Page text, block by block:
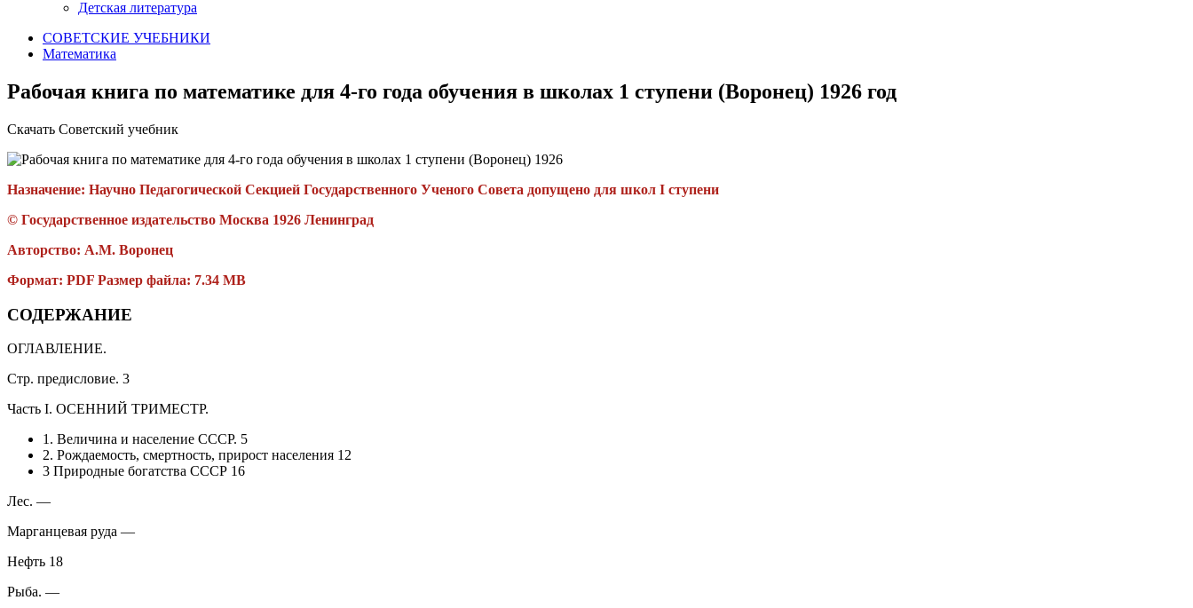
Детская литература
СОВЕТСКИЕ УЧЕБНИКИ
Математика
Рабочая книга по математике для 4-го года обучения в школах 1 ступени (Воронец) 1926 год
Скачать Советский учебник
Назначение: Научно Педагогической Секцией Государственного Ученого Совета допущено для школ I ступени
© Государственное издательство Москва 1926 Ленинград
Авторство: А.М. Воронец
Формат: PDF Размер файла: 7.34 MB
СОДЕРЖАНИЕ
ОГЛАВЛЕНИЕ.
Стр. предисловие. 3
Часть I. ОСЕННИЙ ТРИМЕСТР.
1. Величина и население СССР. 5
2. Рождаемость, смертность, прирост населения 12
3 Природные богатства СССР 16
Лес. —
Марганцевая руда —
Нефть 18
Рыба. —